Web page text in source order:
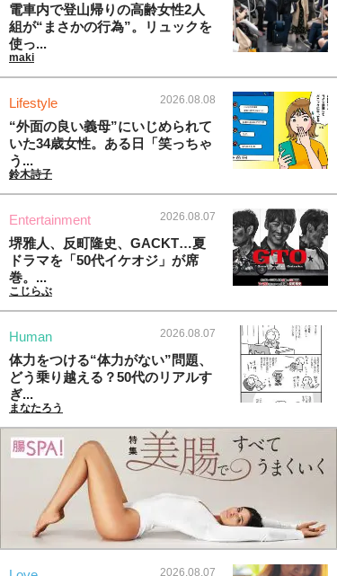
電車内で登山帰りの高齢女性2人
組が“まさかの行為”。リュックを
使っ...
maki
Lifestyle 2026.08.08
“外面の良い義母”にいじめられて
いた34歳女性。ある日「笑っちゃ
う...
鈴木詩子
Entertainment 2026.08.07
堺雅人、反町隆史、GACKT…夏
ドラマを「50代イケオジ」が席
巻。...
こじらぶ
Human 2026.08.07
体力をつける“体力がない”問題、
どう乗り越える？50代のリアルす
ぎ...
まなたろう
2026.08.07